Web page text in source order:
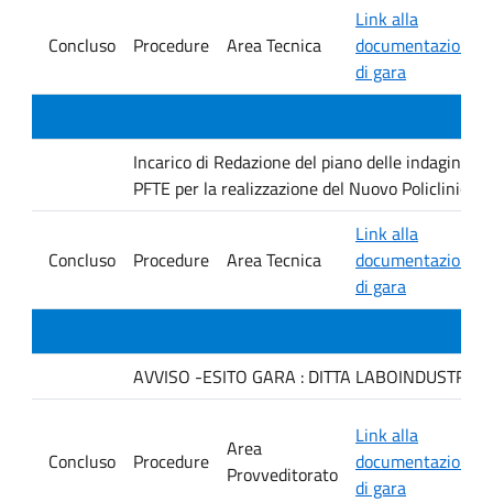
Concluso Procedure Area Tecnica
Link alla
documentazione
di gara
Incarico di Redazione del piano delle indagini
PFTE per la realizzazione del Nuovo Policlinico
Concluso Procedure Area Tecnica
Link alla
documentazione
di gara
AVVISO -ESITO GARA : DITTA LABOINDUSTRIA
Concluso Procedure
Area
Provveditorato
Link alla
documentazione
di gara